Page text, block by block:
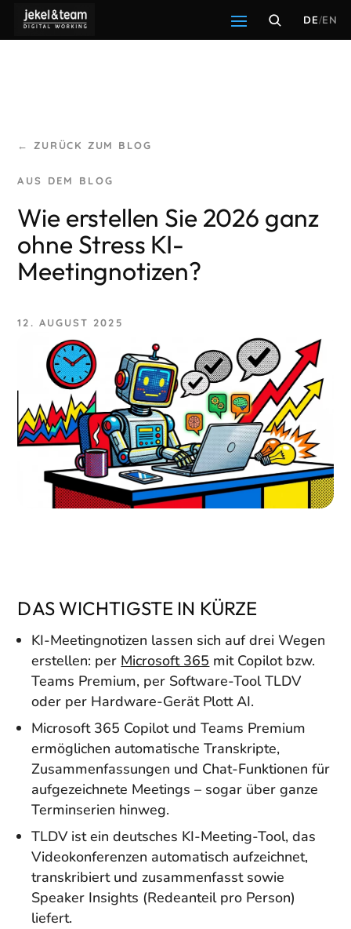
DE/EN
← ZURÜCK ZUM BLOG
Wie erstellen Sie 2026 ganz
ohne Stress KI-
Meetingnotizen?
12. AUGUST 2025
DAS WICHTIGSTE IN KÜRZE
KI-Meetingnotizen lassen sich auf drei Wegen
erstellen: per Microsoft 365 mit Copilot bzw.
Teams Premium, per Software-Tool TLDV
oder per Hardware-Gerät Plott AI.
Microsoft 365 Copilot und Teams Premium
ermöglichen automatische Transkripte,
Zusammenfassungen und Chat-Funktionen für
aufgezeichnete Meetings – sogar über ganze
Terminserien hinweg.
TLDV ist ein deutsches KI-Meeting-Tool, das
Videokonferenzen automatisch aufzeichnet,
transkribiert und zusammenfasst sowie
Speaker Insights (Redeanteil pro Person)
liefert.